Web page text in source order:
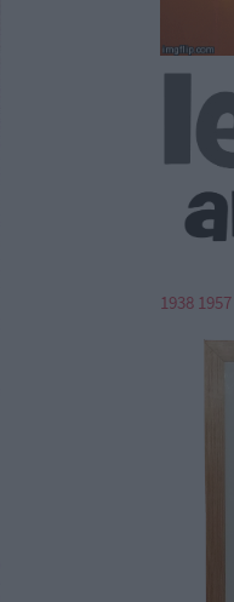
1938 1957